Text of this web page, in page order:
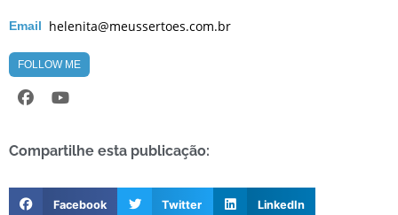
Email helenita@meussertoes.com.br
FOLLOW ME
Compartilhe esta publicação:
Facebook Twitter LinkedIn